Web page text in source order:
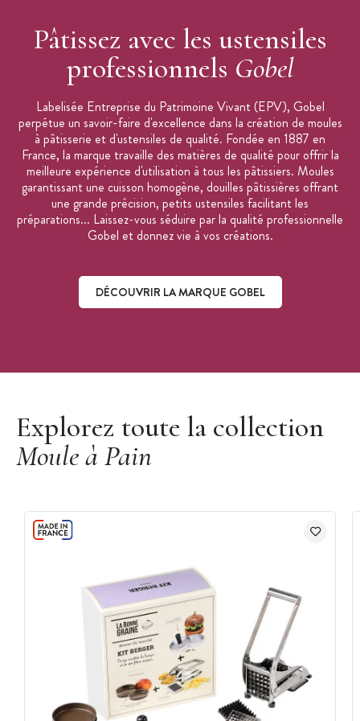
Pâtissez avec les ustensiles
professionnels Gobel
Labelisée Entreprise du Patrimoine Vivant (EPV), Gobel
perpétue un savoir-faire d'excellence dans la création de moules
à pâtisserie et d'ustensiles de qualité. Fondée en 1887 en
France, la marque travaille des matières de qualité pour offrir la
meilleure expérience d'utilisation à tous les pâtissiers. Moules
garantissant une cuisson homogène, douilles pâtissières offrant
une grande précision, petits ustensiles facilitant les
préparations... Laissez-vous séduire par la qualité professionnelle
Gobel et donnez vie à vos créations.
DÉCOUVRIR LA MARQUE GOBEL
Explorez toute la collection
Moule à Pain